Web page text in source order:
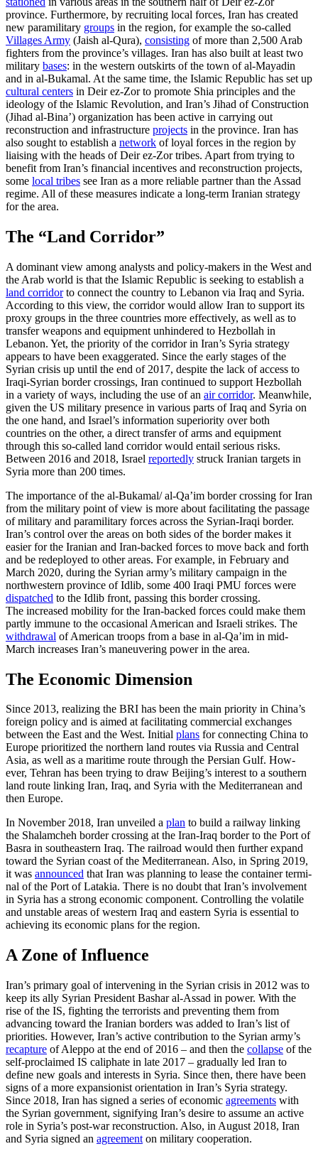
province. Furthermore, by recruiting local forces, Iran has created
new paramili­tary groups in the region, for example the so-called
Villages Army (Jaish al‑Qura), con­sisting of more than 2,500 Arab
fighters from the province’s villages. Iran has also built at least two
military bases: in the western outskirts of the town of al‑Mayadin
and in al-Bukamal. At the same time, the Islamic Republic has set up
cultural centers in Deir ez-Zor to promote Shia principles and the
ideology of the Islamic Revolution, and Iran’s Jihad of Construction
(Jihad al‑Bina’) organization has been active in carrying out
reconstruction and infrastructure projects in the province. Iran has
also sought to estab­lish a network of loyal forces in the region by
liaising with the heads of Deir ez‑Zor tribes. Apart from trying to
benefit from Iran’s financial incentives and reconstruc­tion projects,
some local tribes see Iran as a more reliable partner than the Assad
regime. All of these measures indicate a long-term Iranian strategy
for the area.
The “Land Corridor”
A dominant view among analysts and policy-makers in the West and
the Arab world is that the Islamic Republic is seek­ing to establish a
land corridorto connect the country to Lebanon via Iraq and Syria.
According to this view, the corridor would allow Iran to support its
proxy groups in the three countries more effectively, as well as to
transfer weapons and equipment unhindered to Hezbollah in
Lebanon. Yet, the priority of the corridor in Iran’s Syria strategy
appears to have been exaggerated. Since the early stages of the
Syrian crisis up until the end of 2017, despite the lack of access to
Iraqi-Syrian border crossings, Iran continued to support Hezbollah
in a variety of ways, including the use of an air corri­dor. Meanwhile,
given the US military presence in various parts of Iraq and Syria on
the one hand, and Israel’s information superiority over both
countries on the other, a direct transfer of arms and equip­ment
through this so-called land corridor would entail serious risks.
Between 2016 and 2018, Israel reportedly struck Iranian targets in
Syria more than 200 times.
The importance of the al-Bukamal/ al‑Qa’im border crossing for Iran
from the military point of view is more about facilitating the passage
of military and paramilitary forces across the Syrian-Iraqi border.
Iran’s control over the areas on both sides of the border makes it
easier for the Iranian and Iran-backed forces to move back and forth
and be redeployed to other areas. For example, in February and
March 2020, during the Syrian army’s military campaign in the
northwestern province of Idlib, some 400 Iraqi PMU forces were
dispatched to the Idlib front, passing this border crossing.
The increased mobility for the Iran-backed forces could make them
partly immune to the occasional American and Israeli strikes. The
withdrawal of American troops from a base in al-Qa’im in mid-
March increases Iran’s maneuvering power in the area.
The Economic Dimension
Since 2013, realizing the BRI has been the main priority in China’s
foreign policy and is aimed at facilitating commercial exchanges
between the East and the West. Initial plans for connecting China to
Europe prioritized the northern land routes via Russia and Central
Asia, as well as a mari­time route through the Persian Gulf. How­
ever, Tehran has been trying to draw Bei­jing’s interest to a southern
land route linking Iran, Iraq, and Syria with the Medi­terranean and
then Europe.
In November 2018, Iran unveiled a plan to build a railway linking
the Shalamcheh border crossing at the Iran-Iraq border to the Port of
Basra in southeastern Iraq. The railroad would then further expand
toward the Syrian coast of the Mediterranean. Also, in Spring 2019,
it was announced that Iran was planning to lease the container termi­
nal of the Port of Latakia. There is no doubtthat Iran’s involvement
in Syria has a strong economic component. Controlling the vola­tile
and unstable areas of western Iraq and eastern Syria is essential to
achieving its eco­nomic plans for the region.
A Zone of Influence
Iran’s primary goal of intervening in the Syrian crisis in 2012 was to
keep its ally Syrian President Bashar al-Assad in power. With the
rise of the IS, fighting the terror­ists and preventing them from
advancing toward the Iranian borders was added to Iran’s list of
priorities. However, Iran’s active contribution to the Syrian army’s
recapture of Aleppo at the end of 2016 – and then the collapse of the
self-proclaimed IS caliphate in late 2017 – gradually led Iran to
define new goals and interests in Syria. Since then, there have been
signs of a more expansionist orientation in Iran’s Syria strategy.
Since 2018, Iran has signed a series of economic agreements with
the Syrian government, signifying Iran’s desire to assume an active
role in Syria’s post-war reconstruction. Also, in August 2018, Iran
and Syria signed an agreement on military cooperation.